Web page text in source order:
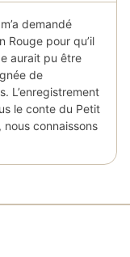
demandé
Rouge pour qu’il
aurait pu être
de
L’enregistrement
le conte du Petit
connaissons